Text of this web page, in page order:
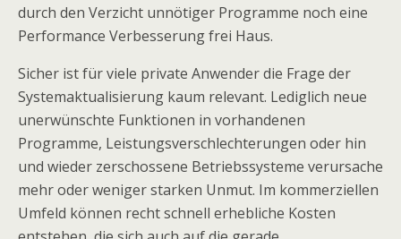
durch den Verzicht unnötiger Programme noch eine
Performance Verbesserung frei Haus.
Sicher ist für viele private Anwender die Frage der
Systemaktualisierung kaum relevant. Lediglich neue
unerwünschte Funktionen in vorhandenen
Programme, Leistungsverschlechterungen oder hin
und wieder zerschossene Betriebssysteme verursache
mehr oder weniger starken Unmut. Im kommerziellen
Umfeld können recht schnell erhebliche Kosten